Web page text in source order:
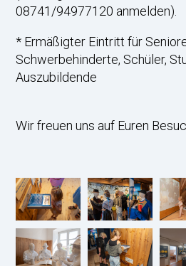
08741/94977120 anmelden).
* Ermäßigter Eintritt für
Schwerbehinderte, Schüler,
Auszubildende
Wir freuen uns auf Euren